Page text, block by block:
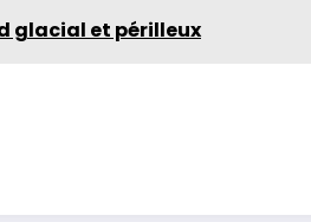
glacial et périlleux